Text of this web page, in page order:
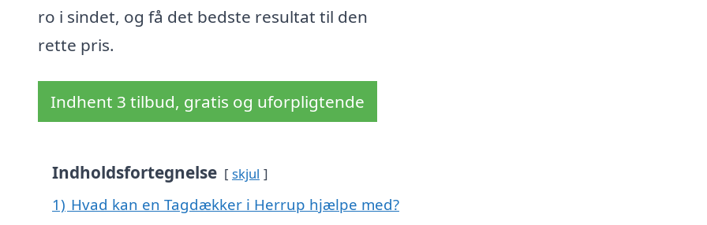
ro i sindet, og få det bedste resultat til den
rette pris.
Indhent 3 tilbud, gratis og uforpligtende
Indholdsfortegnelse skjul
1) Hvad kan en Tagdækker i Herrup hjælpe med?